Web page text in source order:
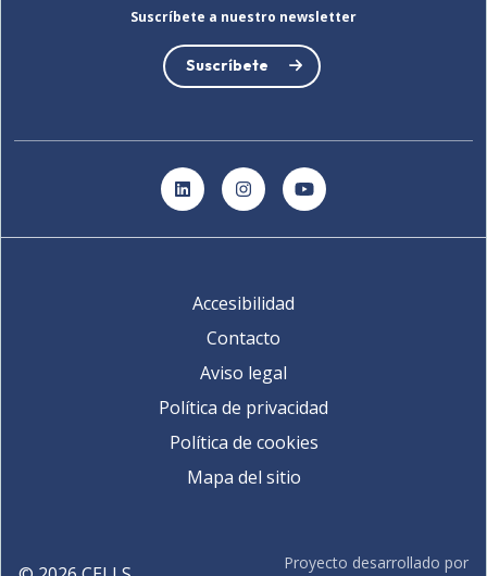
Suscríbete a nuestro newsletter
Suscríbete
LinkedInInstagramYouTube
Accesibilidad
Contacto
Aviso legal
Política de privacidad
Política de cookies
Mapa del sitio
Proyecto desarrollado por